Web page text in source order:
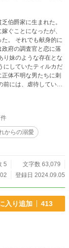
伝わりにくい。 ジ
官たちに召喚された
も前向きで楽観主義
勇者として飛び抜けた
伯爵家に生まれた。
ぐことになったが、
。 それでも献身的に
府の調査官と恋に落
り妹のような存在とな
にしていたティルカだ
体不明な男たちに刺
彼女は、夫と友人の
すことはない」と言
なってしまって……？
界恋愛ファンタジ
からの溺愛
5
文字数 63,079
登録日 2024.09.05
入り追加 413